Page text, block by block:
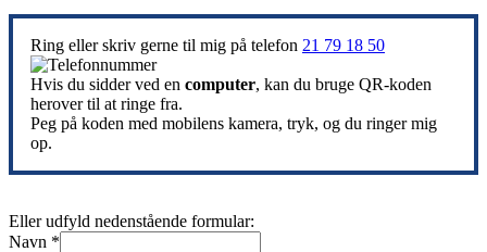
Ring eller skriv gerne til mig på telefon 21 79 18 50
Hvis du sidder ved en computer, kan du bruge QR-koden
herover til at ringe fra.
Peg på koden med mobilens kamera, tryk, og du ringer mig
op.
Eller udfyld nedenstående formular:
Navn *